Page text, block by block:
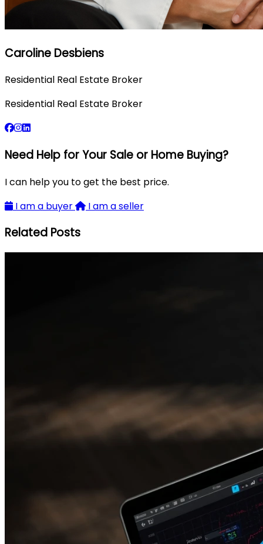
Caroline Desbiens
Residential Real Estate Broker
Residential Real Estate Broker
Need Help for Your Sale or Home Buying?
I can help you to get the best price.
I am a buyer
I am a seller
Related Posts